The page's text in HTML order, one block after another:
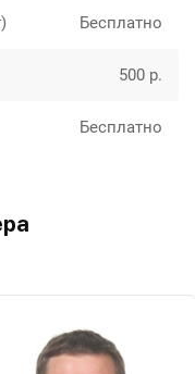
Бесплатно
500 р.
Бесплатно